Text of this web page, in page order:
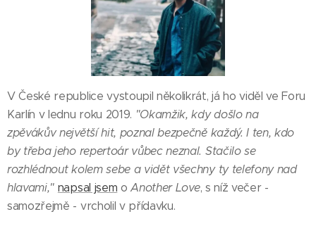
V České republice vystoupil několikrát, já ho viděl ve Foru
Karlín v lednu roku 2019. "Okamžik, kdy došlo na
zpěvákův největší hit, poznal bezpečně každý. I ten, kdo
by třeba jeho repertoár vůbec neznal. Stačilo se
rozhlédnout kolem sebe a vidět všechny ty telefony nad
hlavami," napsal jsem oAnother Love, s níž večer -
samozřejmě - vrcholil v přídavku.